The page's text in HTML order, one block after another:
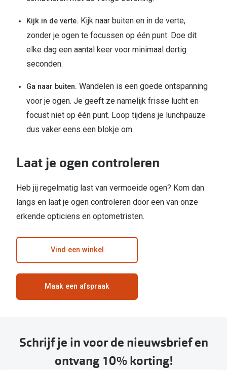
Kijk in de verte. Kijk naar buiten en in de verte,
zonder je ogen te focussen op één punt. Doe dit
elke dag een aantal keer voor minimaal dertig
seconden.
Ga naar buiten. Wandelen is een goede ontspanning
voor je ogen. Je geeft ze namelijk frisse lucht en
focust niet op één punt. Loop tijdens je lunchpauze
dus vaker eens een blokje om.
Laat je ogen controleren
Heb jij regelmatig last van vermoeide ogen? Kom dan
langs en laat je ogen controleren door een van onze
erkende opticiens en optometristen.
Vind een winkel
Maak een afspraak
Schrijf je in voor de nieuwsbrief en
ontvang 10% korting!